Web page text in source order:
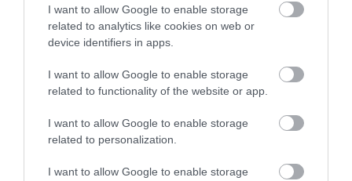
I want to allow Google to enable storage
related to analytics like cookies on web or
device identifiers in apps.
I want to allow Google to enable storage
related to functionality of the website or app.
I want to allow Google to enable storage
related to personalization.
I want to allow Google to enable storage
beleszeretünk. Milánó nem ezek közé
2024. MÁJUS 23. ● HAMU ÉS GYÉMÁNT
Milánói hangulat – 5 + 1
stílusos tárgy a stílusos